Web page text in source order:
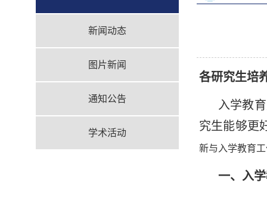
新闻动态
图片新闻
通知公告
学术活动
各研究生培
入学教
究生能够更
新与入学教育
一、入